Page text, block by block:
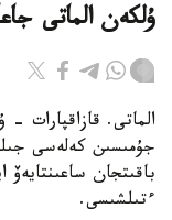
ۇلكەن الماتى
الماتى. قازاقپارات -
جۇمىسىن كەلەسى
باقىتجان ساعىنتايەۆ
ءتىلشىسى.